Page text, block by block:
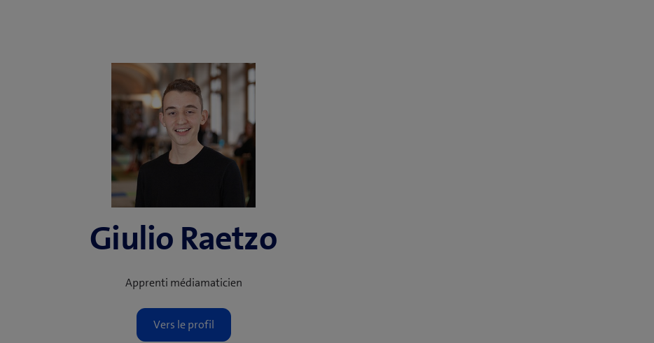
Giulio Raetzo
Apprenti médiamaticien